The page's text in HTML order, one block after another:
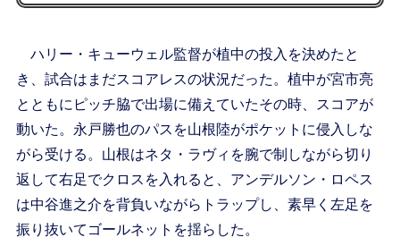
ハリー・キューウェル監督が植中の投入を決めたと
き、試合はまだスコアレスの状況だった。植中が宮市亮
とともにピッチ脇で出場に備えていたその時、スコアが
動いた。永戸勝也のパスを山根陸がポケットに侵入しな
がら受ける。山根はネタ・ラヴィを腕で制しながら切り
返して右足でクロスを入れると、アンデルソン・ロペス
は中谷進之介を背負いながらトラップし、素早く左足を
振り抜いてゴールネットを揺らした。